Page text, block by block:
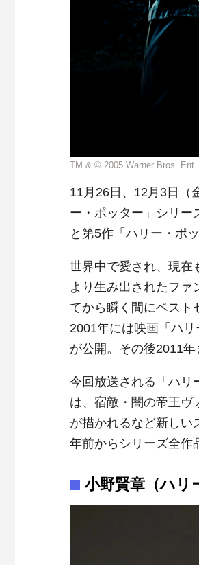
TM & © 2005 Warner Bros.
11月26日、12月3日（
ー・ポッター」シリー
と第5作「ハリー・ポ
世界中で愛され、現在
より生み出されたフ
てから瞬く間にベスト
2001年には映画「ハ
が公開。その後2011
今回放送される「ハリ
は、宿敵・闇の帝王ヴ
が描かれるなど新しい
年前からシリーズ全作
小野賢章（ハリ